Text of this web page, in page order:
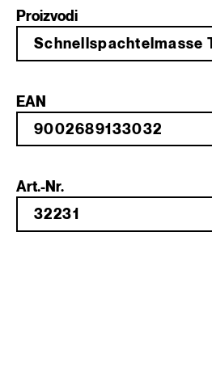
Proizvodi
EAN
Art.-Nr.